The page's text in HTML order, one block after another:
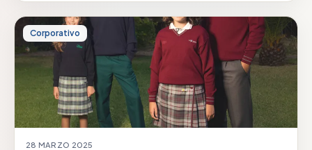
Corporativo
28 MARZO 2025